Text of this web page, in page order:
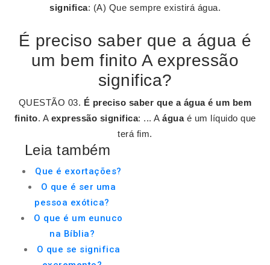
significa: (A) Que sempre existirá água.
É preciso saber que a água é
um bem finito A expressão
significa?
QUESTÃO 03. É preciso saber que a água é um bem
finito. A expressão significa: ... A águaé um líquido que
terá fim.
Leia também
Que é exortações?
O que é ser uma
pessoa exótica?
O que é um eunuco
na Bíblia?
O que se significa